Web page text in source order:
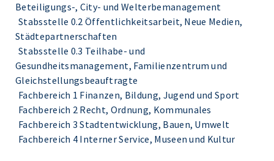
Beteiligungs-, City- und Welterbemanagement
Stabsstelle 0.2 Öffentlichkeitsarbeit, Neue Medien,
Städtepartnerschaften
Stabsstelle 0.3 Teilhabe- und
Gesundheitsmanagement, Familienzentrum und
Gleichstellungsbeauftragte
Fachbereich 1 Finanzen, Bildung, Jugend und Sport
Fachbereich 2 Recht, Ordnung, Kommunales
Fachbereich 3 Stadtentwicklung, Bauen, Umwelt
Fachbereich 4 Interner Service, Museen und Kultur